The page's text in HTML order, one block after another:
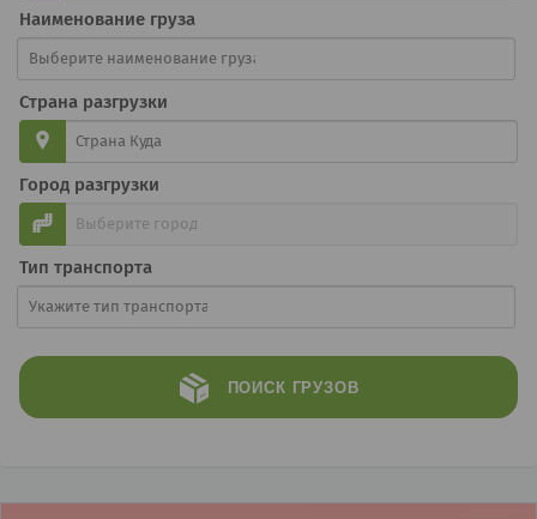
Наименование груза
Страна разгрузки
Город разгрузки
Тип транспорта
ПОИСК ГРУЗОВ